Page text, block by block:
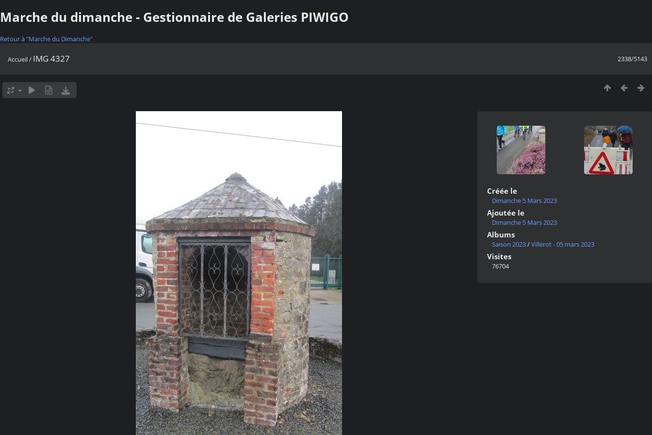
Marche du dimanche - Gestionnaire de Galeries PIWIGO
Retour à "Marche du Dimanche"
2338/5143
Accueil/ IMG 4327
Créée le
Dimanche 5 Mars 2023
Ajoutée le
Dimanche 5 Mars 2023
Albums
Saison 2023/Villerot - 05 mars 2023
Visites
76704